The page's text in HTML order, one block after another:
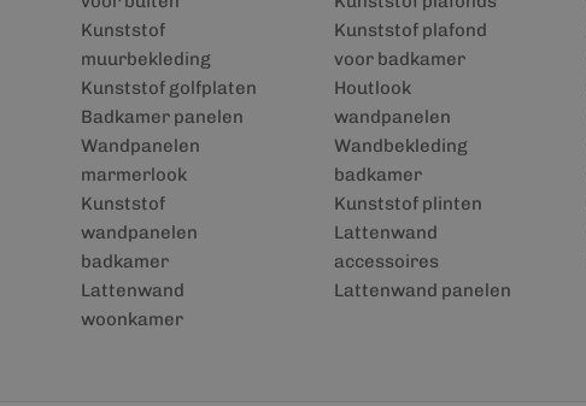
Kunststof
muurbekleding
Kunststof golfplaten
Badkamer panelen
Wandpanelen
marmerlook
Kunststof
wandpanelen
badkamer
Lattenwand
woonkamer
Kunststof plafond
voor badkamer
Houtlook
wandpanelen
Wandbekleding
badkamer
Kunststof plinten
Lattenwand
accessoires
Lattenwand panelen